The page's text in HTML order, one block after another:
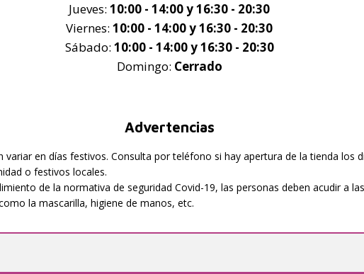
Jueves: 10:00 - 14:00 y 16:30 - 20:30
Viernes: 10:00 - 14:00 y 16:30 - 20:30
Sábado: 10:00 - 14:00 y 16:30 - 20:30
Domingo: Cerrado
Advertencias
variar en días festivos. Consulta por teléfono si hay apertura de la tienda los
o festivos locales.
de la normativa de seguridad Covid-19, las personas deben acudir a
la mascarilla, higiene de manos, etc.